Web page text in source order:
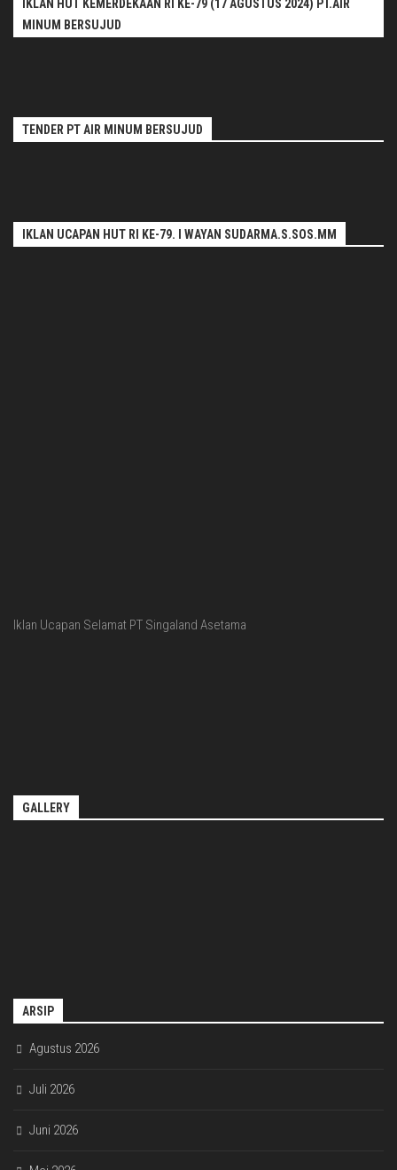
IKLAN HUT KEMERDEKAAN RI KE-79 (17 AGUSTUS 2024) PT.AIR
MINUM BERSUJUD
TENDER PT AIR MINUM BERSUJUD
IKLAN UCAPAN HUT RI KE-79. I WAYAN SUDARMA.S.SOS.MM
Iklan Ucapan Selamat PT Singaland Asetama
GALLERY
ARSIP
Agustus 2026
Juli 2026
Juni 2026